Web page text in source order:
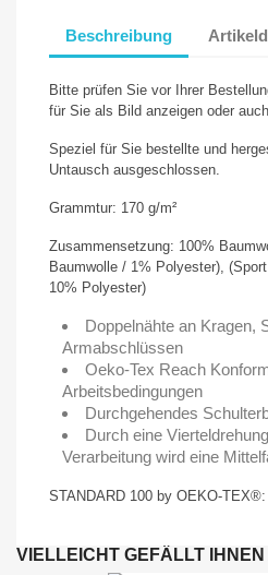
Beschreibung
Bitte prüfen Sie vor Ihrer
für Sie als Bild anzeigen oder
Speziel für Sie bestellte und
Untausch ausgeschlossen.
Grammtur: 170 g/m²
Zusammensetzung: 100%
Baumwolle / 1% Polyester),
10% Polyester)
Doppelnähte an Kragen,
Armabschlüssen
Oeko-Tex Reach
Arbeitsbedingungen
Durchgehendes
Durch eine
Verarbeitung wird eine
STANDARD 100 by OEKO-
VIELLEICHT GEFÄLLT IHNEN